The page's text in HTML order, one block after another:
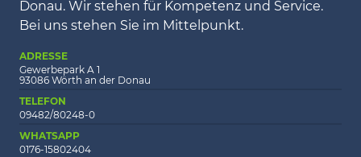
Donau. Wir stehen für Kompetenz und Service.
Bei uns stehen Sie im Mittelpunkt.
ADRESSE
Gewerbepark A 1
93086 Wörth an der Donau
TELEFON
09482/80248-0
WHATSAPP
0176-15802404